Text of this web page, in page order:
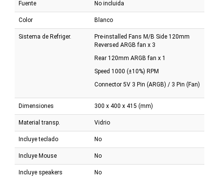
Fuente No incluida
Color Blanco
Sistema de Refriger.
Pre-installed Fans M/B Side 120mm
Reversed ARGB fan x 3
Rear 120mm ARGB fan x 1
Speed 1000 (±10%) RPM
Connector 5V 3 Pin (ARGB) / 3 Pin (Fan)
Dimensiones 300 x 400 x 415 (mm)
Material transp. Vidrio
Incluye teclado No
Incluye Mouse No
Incluye speakers No